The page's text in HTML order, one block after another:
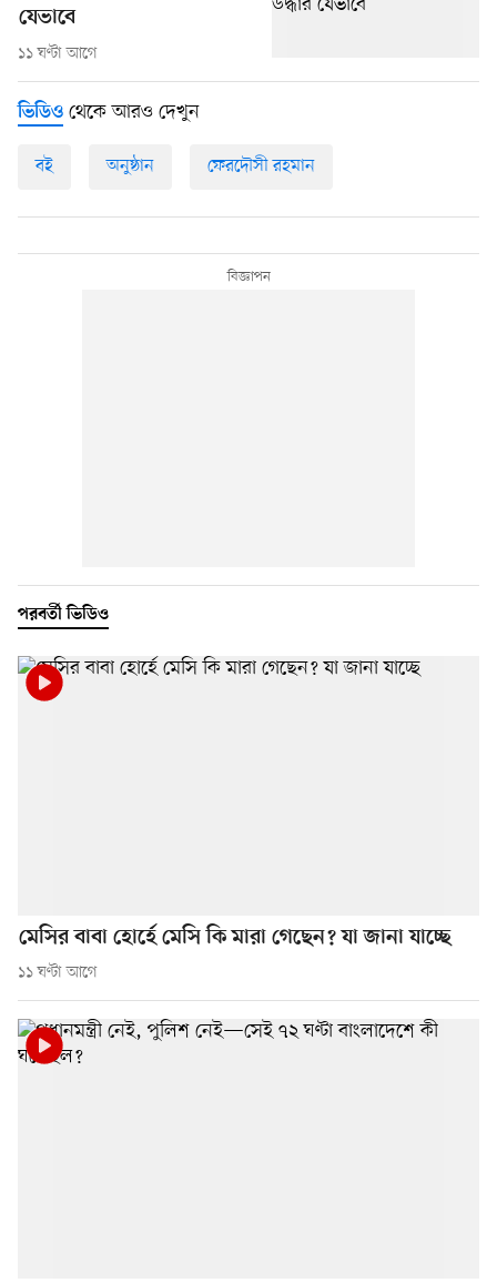
যেভাবে
১১ ঘণ্টা আগে
ভিডিও থেকে আরও দেখুন
বই অনুষ্ঠান ফেরদৌসী রহমান
পরবর্তী ভিডিও
মেসির বাবা হোর্হে মেসি কি মারা গেছেন? যা জানা যাচ্ছে
১১ ঘণ্টা আগে